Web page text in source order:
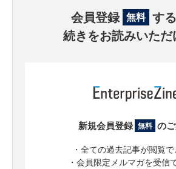
会員登録 無料 する
続きをお読みいた
新規会員登録 無料 の
・全ての過去記事が閲覧
・会員限定メルマガを受信